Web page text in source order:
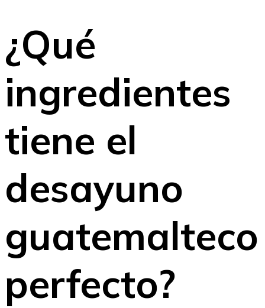
¿Qué
ingredientes
tiene el
desayuno
guatemalteco
perfecto?